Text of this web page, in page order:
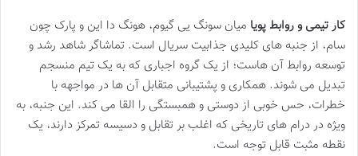
کار تیمی و روابط پویا میان سونگ یی گیوم، هونگ دا این و پارک چون
سام، از جنبه های کلیدی جذابیت سریال است. تماشاگر شاهد رشد و
توسعه روابط آن هاست؛ از یک گروه اجباری که به یک تیم منسجم
تبدیل می شوند. همکاری و پشتیبانی متقابل آن ها در مواجهه با
خطرات، حس خوبی از دوستی و همبستگی را القا می کند. این جنبه، به
ویژه در درام های تاریخی که اغلب بر تقابل و دسیسه تمرکز دارند، یک
نقطه مثبت قابل توجه است.